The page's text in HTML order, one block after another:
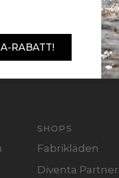
SHOPS
Fabrikläden
Diventa Partner
RABATT!